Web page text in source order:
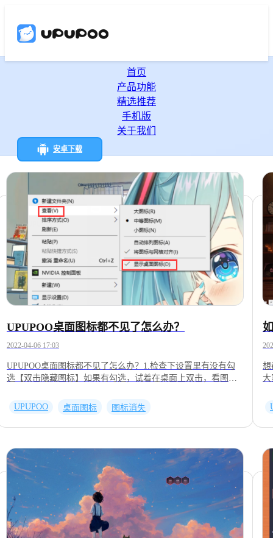
首页
产品功能
精选推荐
手机版
关于我们
安卓下载
UPUPOO桌面图标都不见了怎么办？
2022-04-06 17:03
UPUPOO桌面图标都不见了怎么办？1.检查下设置里有没有勾
选【双击隐藏图标】如果有勾选，试着在桌面上双击，看图标
UPUPOO
桌面图标 图标消失
想
数